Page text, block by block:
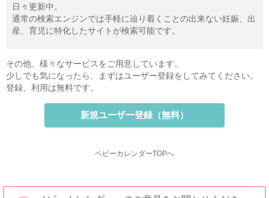
日々更新中。
通常の検索エンジンでは手軽に辿り着くことの出来ない妊娠、出
産、育児に特化したサイトが検索可能です。
その他、様々なサービスをご用意しています。
少しでも気になったら、まずはユーザー登録をしてみてください。
登録、利用は無料です。
新規ユーザー登録（無料）
ベビーカレンダーTOPへ